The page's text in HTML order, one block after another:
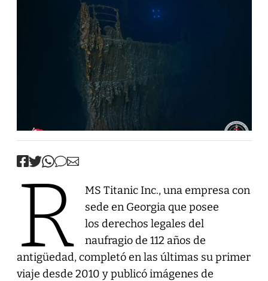
R
MS Titanic Inc., una empresa con
sede en Georgia que posee
los derechos legales del
naufragio de 112 años de
antigüedad, completó en las últimas su primer
viaje desde 2010 y publicó imágenes de